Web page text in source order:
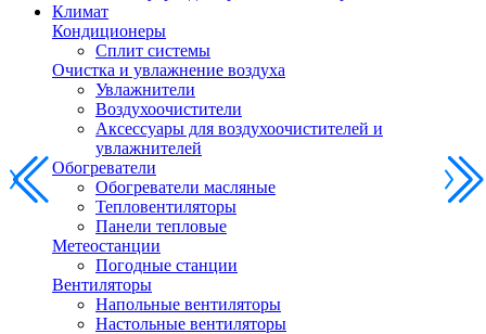
Климат
Кондиционеры
Сплит системы
Очистка и увлажнение воздуха
Увлажнители
Воздухоочистители
Аксессуары для воздухоочистителей и
увлажнителей
Обогреватели
Обогреватели масляные
Тепловентиляторы
Панели тепловые
Метеостанции
Погодные станции
Вентиляторы
Напольные вентиляторы
Настольные вентиляторы